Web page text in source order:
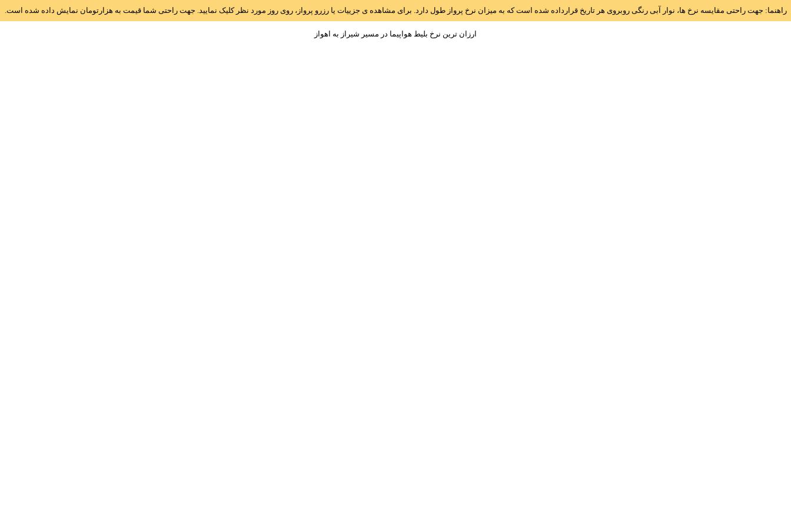
راهنما: جهت راحتی مقایسه نرخ ها، نوار آبی رنگی روبروی هر تاریخ قرارداده شده است که به میزان نرخ پرواز طول دارد. برای مشاهده ی جزییات یا رزرو پرواز، روی روز مورد نظر کلیک نمایید. جهت راحتی شما قیمت به هزارتومان نمایش داده شده است.
ارزان ترین نرخ بلیط هواپیما در مسیر شيراز به اهواز